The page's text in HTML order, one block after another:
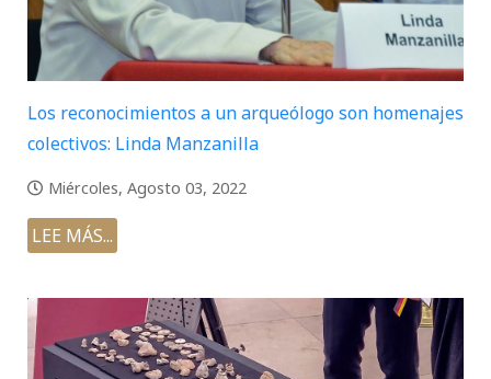
Los reconocimientos a un arqueólogo son homenajes
colectivos: Linda Manzanilla
Miércoles, Agosto 03, 2022
LEE MÁS...